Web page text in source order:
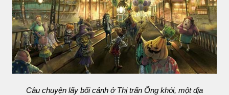
Câu chuyện lấy bối cảnh ở Thị trấn Ống khói, một địa